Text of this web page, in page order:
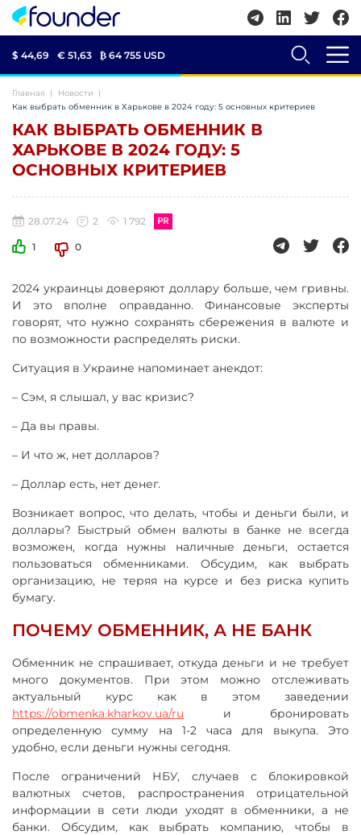
$ 44,69 € 51,63 ₿ 64 755 USD
Главная
Новости
Как выбрать обменник в Харькове в 2024 году: 5 основных критериев
КАК ВЫБРАТЬ ОБМЕННИК В
ХАРЬКОВЕ В 2024 ГОДУ: 5
ОСНОВНЫХ КРИТЕРИЕВ
28.07.24 2 1 792
1 0
2024 украинцы доверяют доллару больше, чем гривны.
И это вполне оправданно. Финансовые эксперты
говорят, что нужно сохранять сбережения в валюте и
по возможности распределять риски.
Ситуация в Украине напоминает анекдот:
– Сэм, я слышал, у вас кризис?
– Да вы правы.
– И что ж, нет долларов?
– Доллар есть, нет денег.
Возникает вопрос, что делать, чтобы и деньги были, и
доллары? Быстрый обмен валюты в банке не всегда
возможен, когда нужны наличные деньги, остается
пользоваться обменниками. Обсудим, как выбрать
организацию, не теряя на курсе и без риска купить
бумагу.
ПОЧЕМУ ОБМЕННИК, А НЕ БАНК
Обменник не спрашивает, откуда деньги и не требует
много документов. При этом можно отслеживать
актуальный курс как в этом заведении
https://obmenka.kharkov.ua/ru и бронировать
определенную сумму на 1-2 часа для выкупа. Это
удобно, если деньги нужны сегодня.
После ограничений НБУ, случаев с блокировкой
валютных счетов, распространения отрицательной
информации в сети люди уходят в обменники, а не
банки. Обсудим, как выбрать компанию, чтобы в